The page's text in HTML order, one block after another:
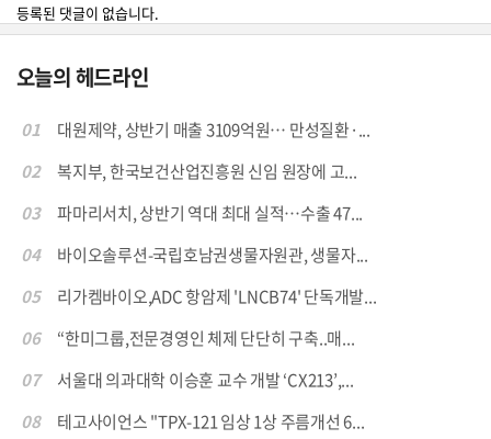
등록된 댓글이 없습니다.
오늘의 헤드라인
01
대원제약, 상반기 매출 3109억원… 만성질환·...
02
복지부, 한국보건산업진흥원 신임 원장에 고...
03
파마리서치, 상반기 역대 최대 실적…수출 47...
04
바이오솔루션-국립호남권생물자원관, 생물자...
05
리가켐바이오,ADC 항암제 'LNCB74' 단독개발...
06
“한미그룹,전문경영인 체제 단단히 구축..매...
07
서울대 의과대학 이승훈 교수 개발 ‘CX213’,...
08
테고사이언스 "TPX-121 임상 1상 주름개선 6...